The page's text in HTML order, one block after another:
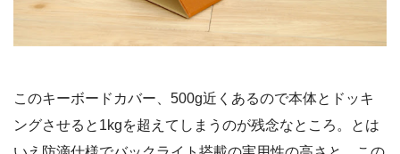
このキーボードカバー、500g近くあるので本体とドッキ
ングさせると1kgを超えてしまうのが残念なところ。とは